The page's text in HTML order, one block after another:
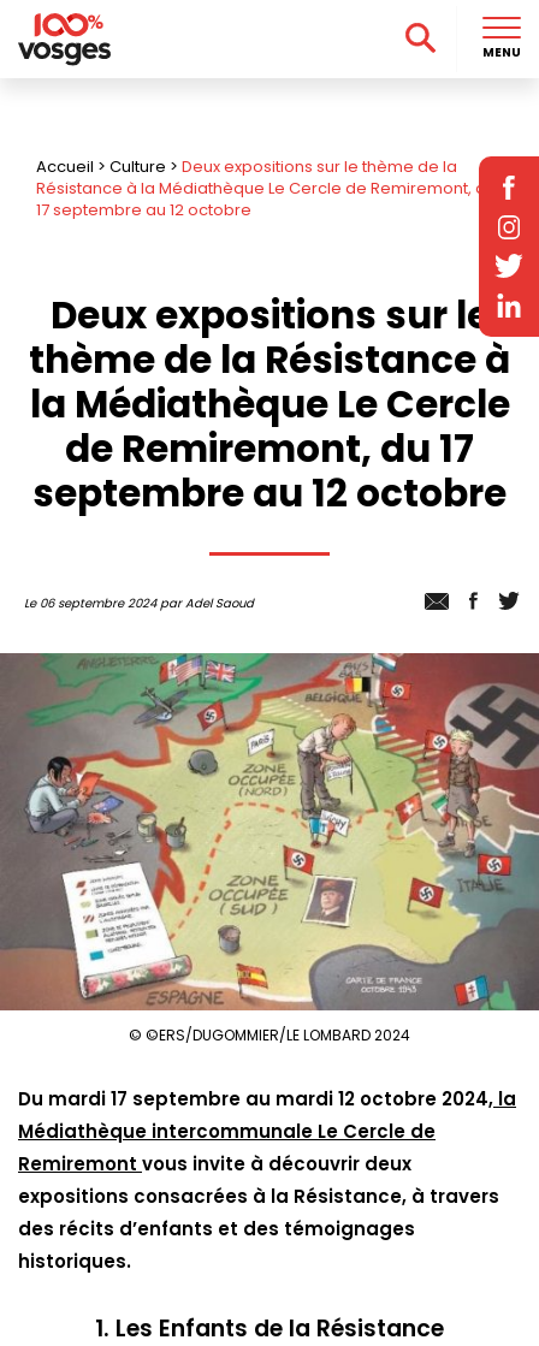
Accueil > Culture > Deux expositions sur le thème de la
Résistance à la Médiathèque Le Cercle de Remiremont, du
17 septembre au 12 octobre
Deux expositions sur le
thème de la Résistance à
la Médiathèque Le Cercle
de Remiremont, du 17
septembre au 12 octobre
Le 06 septembre 2024 par Adel Saoud
© ©ERS/DUGOMMIER/LE LOMBARD 2024
Du mardi 17 septembre au mardi 12 octobre 2024, la
Médiathèque intercommunale Le Cercle de
Remiremont vous invite à découvrir deux
expositions consacrées à la Résistance, à travers
des récits d’enfants et des témoignages
historiques.
1. Les Enfants de la Résistance
MENU